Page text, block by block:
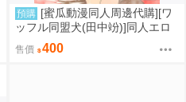
預購 [蜜瓜動漫同人周邊代購][ワ
ッフル同盟犬(田中竕)]同人エロ
ゲ転生2上～発動!ヌルヌルスケ
ベスキル(同人誌)
售價 400